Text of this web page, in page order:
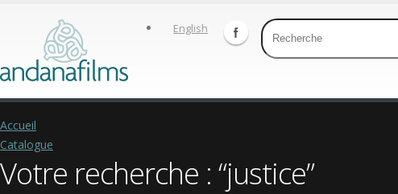
English
Accueil
Catalogue
Votre recherche : “justice”